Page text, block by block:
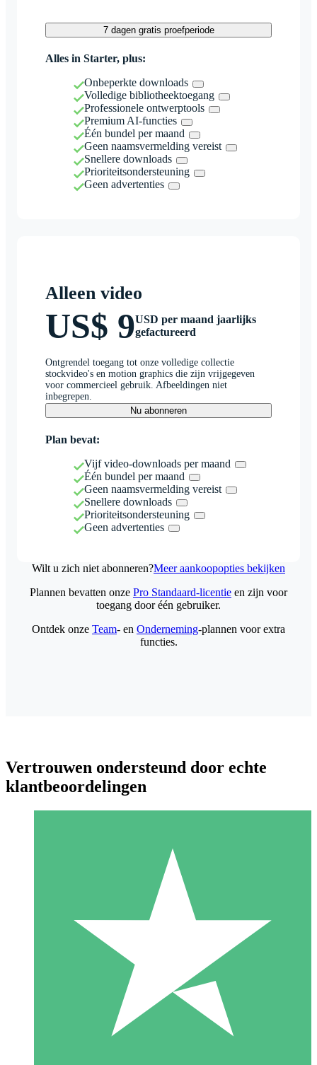
7 dagen gratis proefperiode
Alles in Starter, plus:
Onbeperkte downloads
Volledige bibliotheektoegang
Professionele ontwerptools
Premium AI-functies
Één bundel per maand
Geen naamsvermelding vereist
Snellere downloads
Prioriteitsondersteuning
Geen advertenties
Alleen video
US$ 9USD per maand jaarlijks
gefactureerd
Ontgrendel toegang tot onze volledige collectie
stockvideo's en motion graphics die zijn vrijgegeven
voor commercieel gebruik. Afbeeldingen niet
inbegrepen.
Nu abonneren
Plan bevat:
Vijf video-downloads per maand
Één bundel per maand
Geen naamsvermelding vereist
Snellere downloads
Prioriteitsondersteuning
Geen advertenties
Wilt u zich niet abonneren?Meer aankoopopties bekijken
Individuele Creditpakketten
Betaal per gebruik met downloadtegoeden. Geen maandelijkse
1000
Plannen bevatten onze Pro Standaard-licentie en zijn voor
toegang door één gebruiker.
Ontdek onze Team- en Onderneming-plannen voor extra
functies.
Vertrouwen ondersteund door echte
klantbeoordelingen